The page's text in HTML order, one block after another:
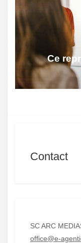
Ce
Contact
SC ARC
office@e-